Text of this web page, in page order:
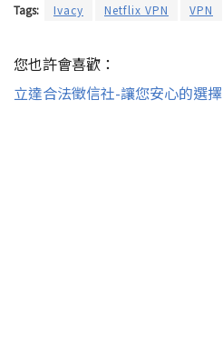
Tags: Ivacy Netflix VPN VPN
您也許會喜歡：
立達合法徵信社-讓您安心的選擇